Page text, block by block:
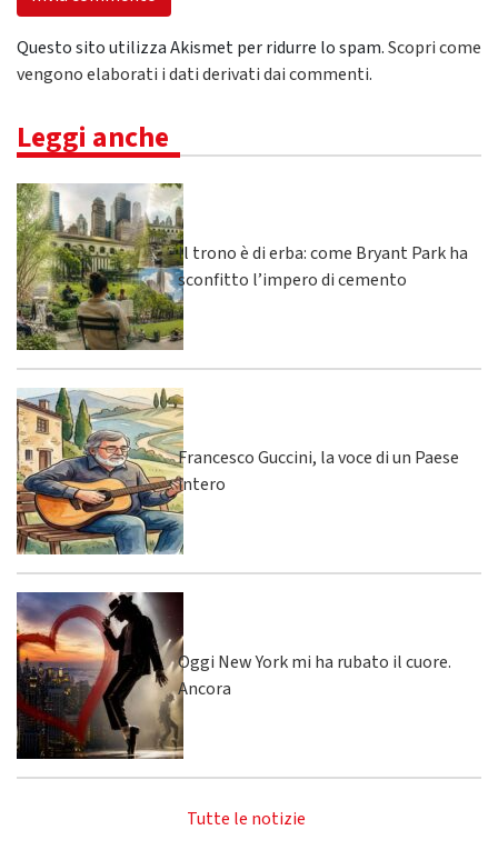
Questo sito utilizza Akismet per ridurre lo spam.Scopri come
vengono elaborati i dati derivati dai commenti.
Leggi anche
Il trono è di erba: come Bryant Park ha
sconfitto l’impero di cemento
Francesco Guccini, la voce di un Paese
intero
Oggi New York mi ha rubato il cuore.
Ancora
Tutte le notizie